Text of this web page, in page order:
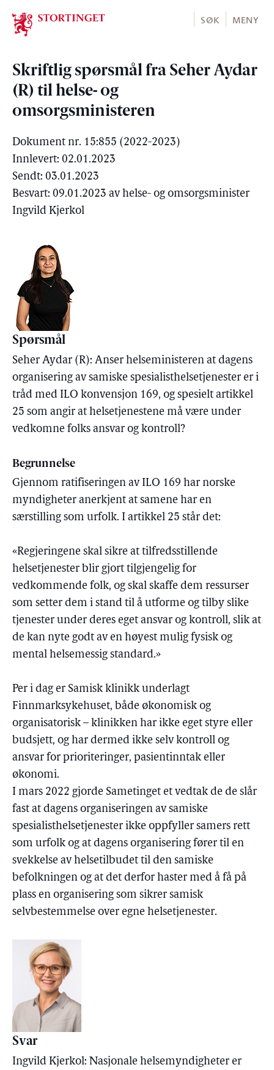
Stortinget.no
SØK MENY
Skriftlig spørsmål fra Seher Aydar
(R) til helse- og
omsorgsministeren
Dokument nr. 15:855 (2022-2023)
Innlevert: 02.01.2023
Sendt: 03.01.2023
Besvart: 09.01.2023 av helse- og omsorgsminister
Ingvild Kjerkol
Spørsmål
Seher Aydar (R): Anser helseministeren at dagens
organisering av samiske spesialisthelsetjenester er i
tråd med ILO konvensjon 169, og spesielt artikkel
25 som angir at helsetjenestene må være under
vedkomne folks ansvar og kontroll?
Begrunnelse
Gjennom ratifiseringen av ILO 169 har norske
myndigheter anerkjent at samene har en
særstilling som urfolk. I artikkel 25 står det:
«Regjeringene skal sikre at tilfredsstillende
helsetjenester blir gjort tilgjengelig for
vedkommende folk, og skal skaffe dem ressurser
som setter dem i stand til å utforme og tilby slike
tjenester under deres eget ansvar og kontroll, slik at
de kan nyte godt av en høyest mulig fysisk og
mental helsemessig standard.»
Per i dag er Samisk klinikk underlagt
Finnmarksykehuset, både økonomisk og
organisatorisk – klinikken har ikke eget styre eller
budsjett, og har dermed ikke selv kontroll og
ansvar for prioriteringer, pasientinntak eller
økonomi.
I mars 2022 gjorde Sametinget et vedtak de de slår
fast at dagens organiseringen av samiske
spesialisthelsetjenester ikke oppfyller samers rett
som urfolk og at dagens organisering fører til en
svekkelse av helsetilbudet til den samiske
befolkningen og at det derfor haster med å få på
plass en organisering som sikrer samisk
selvbestemmelse over egne helsetjenester.
Svar
Ingvild Kjerkol: Nasjonale helsemyndigheter er